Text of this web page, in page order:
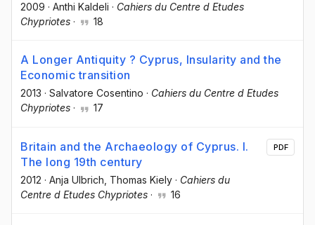
2009 · Anthi Kaldeli · Cahiers du Centre d Etudes
Chypriotes · 18
A Longer Antiquity ? Cyprus, Insularity and the
Economic transition
2013 · Salvatore Cosentino · Cahiers du Centre d Etudes
Chypriotes · 17
Britain and the Archaeology of Cyprus. I.
The long 19th century
2012 · Anja Ulbrich , Thomas Kiely · Cahiers du
Centre d Etudes Chypriotes · 16
PDF